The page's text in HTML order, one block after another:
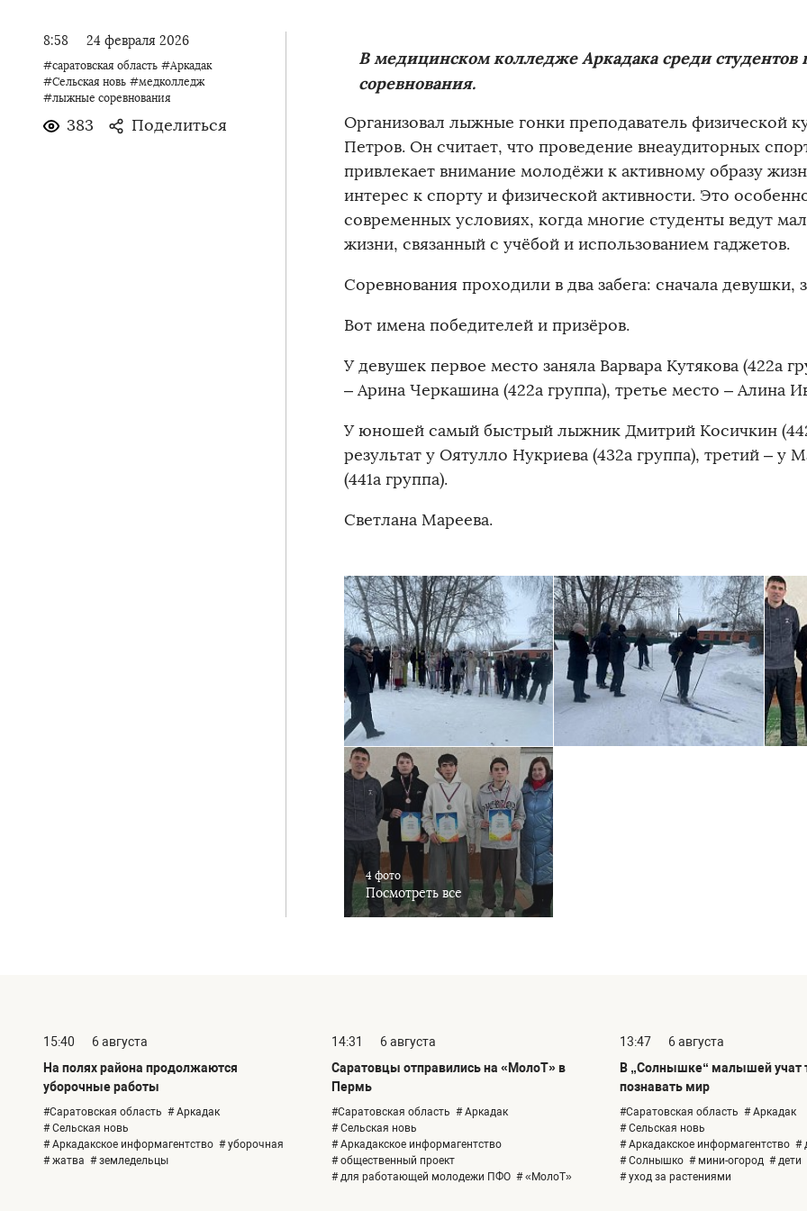
8:58 24 февраля 2026
#саратовская область #Аркадак
#Сельская новь #медколледж
#лыжные соревнования
383 Поделиться
В медицинском колледже Аркадака среди
соревнования.
Организовал лыжные гонки преподаватель физической
Петров. Он считает, что проведение внеаудиторных
привлекает внимание молодёжи к активному образу
интерес к спорту и физической активности. Это
современных условиях, когда многие студенты ведут
жизни, связанный с учёбой и использованием гаджетов.
Соревнования проходили в два забега: сначала
Вот имена победителей и призёров.
У девушек первое место заняла Варвара Кутякова (422а
– Арина Черкашина (422а группа), третье место – Алина
У юношей самый быстрый лыжник Дмитрий Косичкин
результат у Оятулло Нукриева (432а группа), третий – у
(441а группа).
Светлана Мареева.
4 фото
Посмотреть все
15:40
6 августа
На полях района продолжаются
уборочные работы
#Саратовская область # Аркадак
# Сельская новь
# Аркадакское информагентство # уборочная
# жатва # земледельцы
14:31
6 августа
Саратовцы отправились на «МолоТ» в
Пермь
#Саратовская область # Аркадак
# Сельская новь
# Аркадакское информагентство
# общественный проект
# для работающей молодежи ПФО # «МолоТ»
13:47
6 августа
В „Солнышке“ малышей учат
познавать мир
#Саратовская область # Аркадак
# Сельская новь
# Аркадакское информагентство #
# Солнышко # мини-огород # дети
# уход за растениями